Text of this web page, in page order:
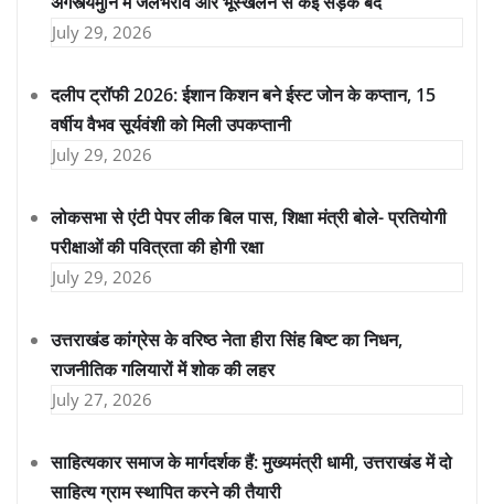
July 29, 2026
दलीप ट्रॉफी 2026: ईशान किशन बने ईस्ट जोन के कप्तान, 15
वर्षीय वैभव सूर्यवंशी को मिली उपकप्तानी
July 29, 2026
लोकसभा से एंटी पेपर लीक बिल पास, शिक्षा मंत्री बोले- प्रतियोगी
परीक्षाओं की पवित्रता की होगी रक्षा
July 29, 2026
उत्तराखंड कांग्रेस के वरिष्ठ नेता हीरा सिंह बिष्ट का निधन,
राजनीतिक गलियारों में शोक की लहर
July 27, 2026
साहित्यकार समाज के मार्गदर्शक हैं: मुख्यमंत्री धामी, उत्तराखंड में दो
साहित्य ग्राम स्थापित करने की तैयारी